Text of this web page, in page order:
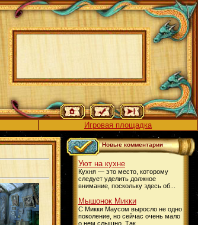
Игровая площадка
Новые комментарии
Уют на кухне
Кухня — это место, которому
следует уделить должное
внимание, поскольку здесь об...
Мышонок Микки
С Микки Маусом выросло не одно
поколение, но сейчас очень мало
о нем слышно. Так...